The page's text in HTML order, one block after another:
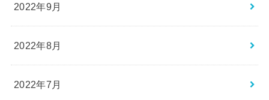
2022年9月
2022年8月
2022年7月